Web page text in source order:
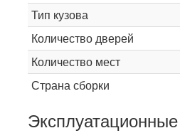
Тип кузова
Количество дверей
Количество мест
Страна сборки